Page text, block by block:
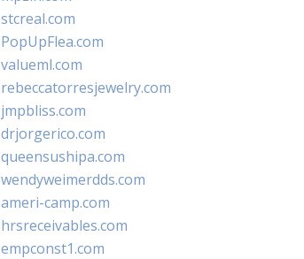
stcreal.com
PopUpFlea.com
valueml.com
rebeccatorresjewelry.com
jmpbliss.com
drjorgerico.com
queensushipa.com
wendyweimerdds.com
ameri-camp.com
hrsreceivables.com
empconst1.com